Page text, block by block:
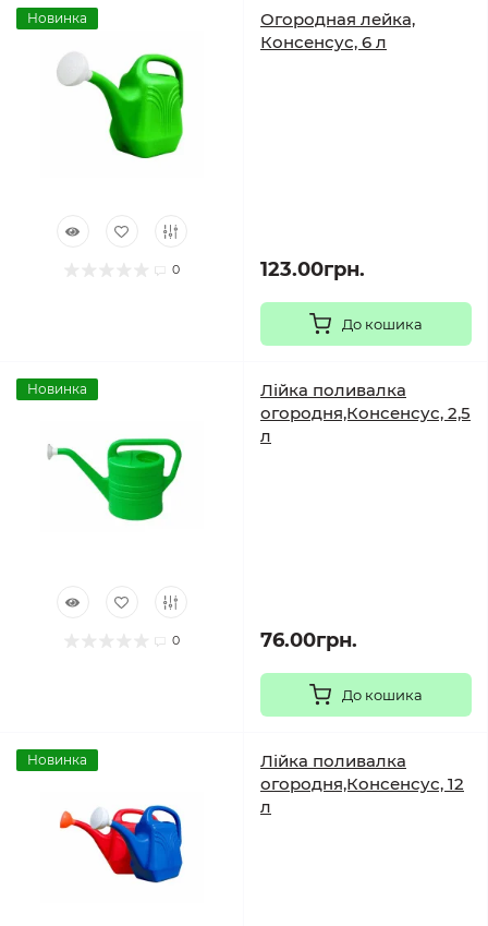
Новинка
0
Огородная лейка,
Консенсус, 6 л
123.00грн.
До кошика
Новинка
0
Лійка поливалка
огородня,Консенсус, 2,5
л
76.00грн.
До кошика
Новинка
Лійка поливалка
огородня,Консенсус, 12
л